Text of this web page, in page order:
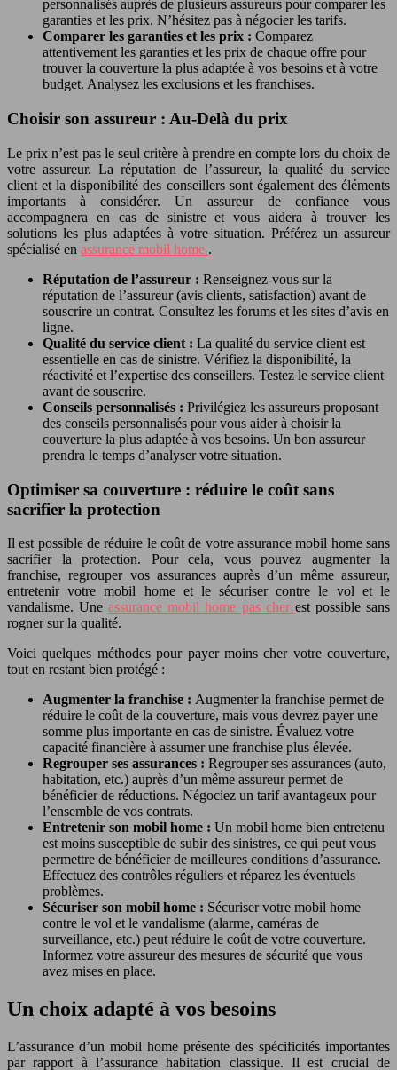
personnalisés auprès de plusieurs assureurs pour comparer les
garanties et les prix. N’hésitez pas à négocier les tarifs.
Comparer les garanties et les prix : Comparez
attentivement les garanties et les prix de chaque offre pour
trouver la couverture la plus adaptée à vos besoins et à votre
budget. Analysez les exclusions et les franchises.
Choisir son assureur : Au-Delà du prix
Le prix n’est pas le seul critère à prendre en compte lors du choix de
votre assureur. La réputation de l’assureur, la qualité du service
client et la disponibilité des conseillers sont également des éléments
importants à considérer. Un assureur de confiance vous
accompagnera en cas de sinistre et vous aidera à trouver les
solutions les plus adaptées à votre situation. Préférez un assureur
spécialisé en assurance mobil home .
Réputation de l’assureur : Renseignez-vous sur la
réputation de l’assureur (avis clients, satisfaction) avant de
souscrire un contrat. Consultez les forums et les sites d’avis en
ligne.
Qualité du service client : La qualité du service client est
essentielle en cas de sinistre. Vérifiez la disponibilité, la
réactivité et l’expertise des conseillers. Testez le service client
avant de souscrire.
Conseils personnalisés : Privilégiez les assureurs proposant
des conseils personnalisés pour vous aider à choisir la
couverture la plus adaptée à vos besoins. Un bon assureur
prendra le temps d’analyser votre situation.
Optimiser sa couverture : réduire le coût sans
sacrifier la protection
Il est possible de réduire le coût de votre assurance mobil home sans
sacrifier la protection. Pour cela, vous pouvez augmenter la
franchise, regrouper vos assurances auprès d’un même assureur,
entretenir votre mobil home et le sécuriser contre le vol et le
vandalisme. Uneassurance mobil home pas cher est possible sans
rogner sur la qualité.
Voici quelques méthodes pour payer moins cher votre couverture,
tout en restant bien protégé :
Augmenter la franchise : Augmenter la franchise permet de
réduire le coût de la couverture, mais vous devrez payer une
somme plus importante en cas de sinistre. Évaluez votre
capacité financière à assumer une franchise plus élevée.
Regrouper ses assurances : Regrouper ses assurances (auto,
habitation, etc.) auprès d’un même assureur permet de
bénéficier de réductions. Négociez un tarif avantageux pour
l’ensemble de vos contrats.
Entretenir son mobil home : Un mobil home bien entretenu
est moins susceptible de subir des sinistres, ce qui peut vous
permettre de bénéficier de meilleures conditions d’assurance.
Effectuez des contrôles réguliers et réparez les éventuels
problèmes.
Sécuriser son mobil home : Sécuriser votre mobil home
contre le vol et le vandalisme (alarme, caméras de
surveillance, etc.) peut réduire le coût de votre couverture.
Informez votre assureur des mesures de sécurité que vous
avez mises en place.
Un choix adapté à vos besoins
L’assurance d’un mobil home présente des spécificités importantes
par rapport à l’assurance habitation classique. Il est crucial de